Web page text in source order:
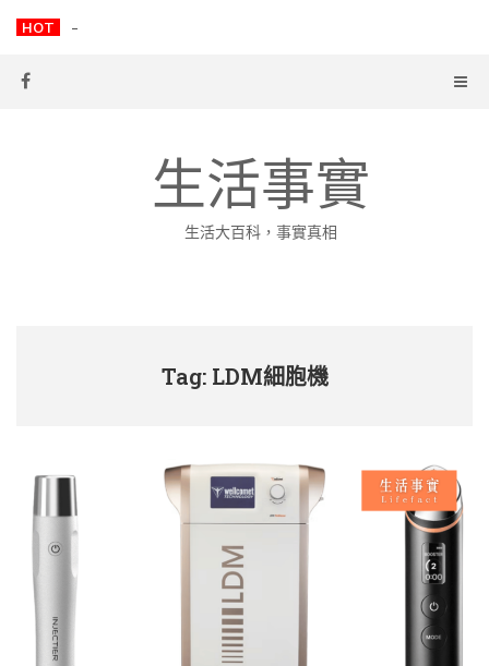
HOT 中國「賣身女村」最年輕的女孩被冷血攝影師拍下來
生活事實
生活大百科，事實真相
Tag: LDM細胞機